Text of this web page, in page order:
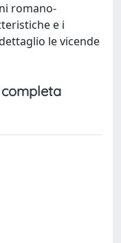
romano-
e i
le vicende